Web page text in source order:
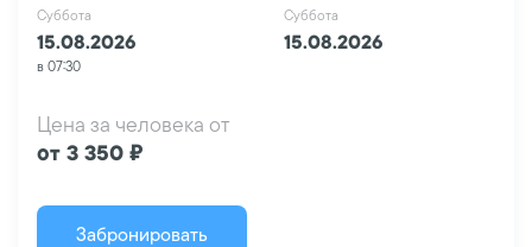
Суббота
15.08.2026
в 07:30
Суббота
15.08.2026
Цена за человека от
от 3 350 ₽
Забронировать